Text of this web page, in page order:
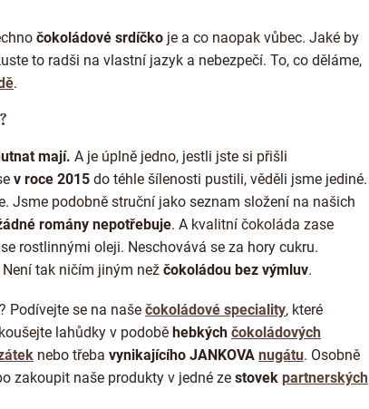
čokoládové srdíčko je a co naopak vůbec. Jaké by
to radši na vlastní jazyk a nebezpečí. To, co děláme,
.
mají. A je úplně jedno, jestli jste si přišli
v roce 2015 do téhle šílenosti pustili, věděli jsme jediné.
Jsme podobně struční jako seznam složení na našich
romány nepotřebuje. A kvalitní čokoláda zase
rostlinnými oleji. Neschovává se za hory cukru.
tak ničím jiným než čokoládou bez výmluv.
Podívejte se na naše čokoládové speciality, které
lahůdky v podobě hebkých čokoládových
nebo třeba vynikajícího JANKOVA nugátu. Osobně
zakoupit naše produkty v jedné ze stovek partnerských